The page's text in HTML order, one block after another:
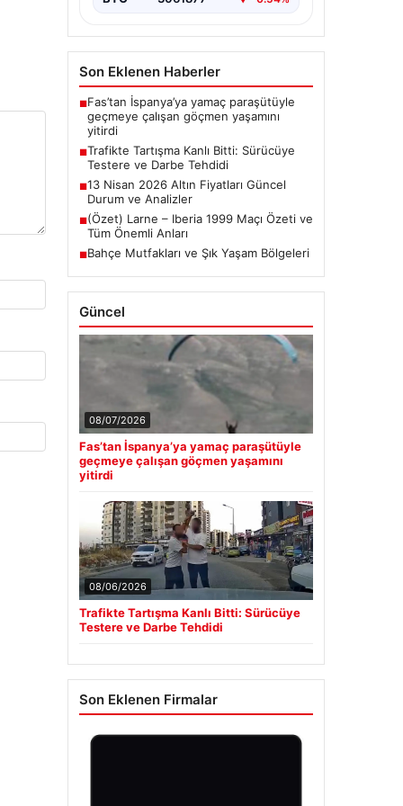
Son Eklenen Haberler
■Fas’tan İspanya’ya yamaç paraşütüyle
geçmeye çalışan göçmen yaşamını
yitirdi
■Trafikte Tartışma Kanlı Bitti: Sürücüye
Testere ve Darbe Tehdidi
■13 Nisan 2026 Altın Fiyatları Güncel
Durum ve Analizler
■(Özet) Larne – Iberia 1999 Maçı Özeti ve
Tüm Önemli Anları
■Bahçe Mutfakları ve Şık Yaşam Bölgeleri
Güncel
08/07/2026
Fas’tan İspanya’ya yamaç paraşütüyle
geçmeye çalışan göçmen yaşamını
yitirdi
08/06/2026
Trafikte Tartışma Kanlı Bitti: Sürücüye
Testere ve Darbe Tehdidi
Son Eklenen Firmalar